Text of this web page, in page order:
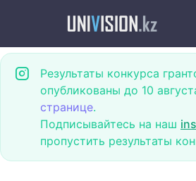
Результаты конкурса
опубликованы до 10
странице.
Подписывайтесь на наш
пропустить результаты